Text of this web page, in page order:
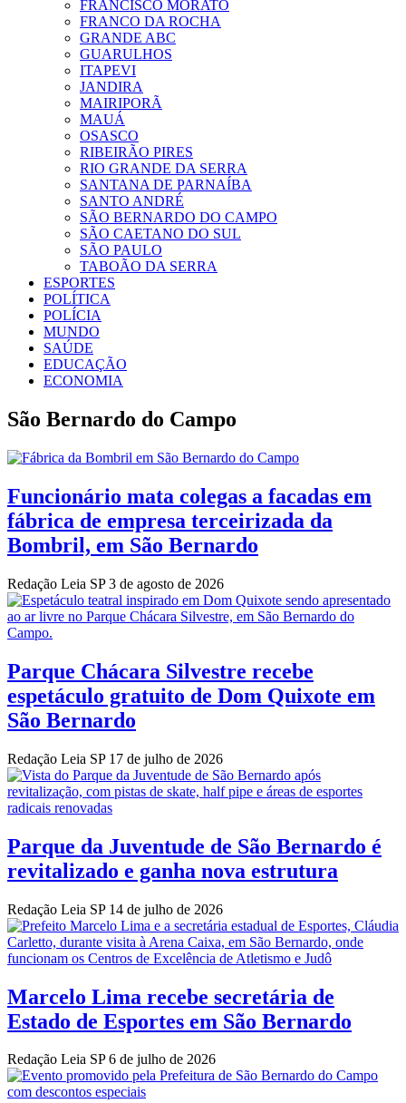
FRANCISCO MORATO
FRANCO DA ROCHA
GRANDE ABC
GUARULHOS
ITAPEVI
JANDIRA
MAIRIPORÃ
MAUÁ
OSASCO
RIBEIRÃO PIRES
RIO GRANDE DA SERRA
SANTANA DE PARNAÍBA
SANTO ANDRÉ
SÃO BERNARDO DO CAMPO
SÃO CAETANO DO SUL
SÃO PAULO
TABOÃO DA SERRA
ESPORTES
POLÍTICA
POLÍCIA
MUNDO
SAÚDE
EDUCAÇÃO
ECONOMIA
São Bernardo do Campo
Funcionário mata colegas a facadas em
fábrica de empresa terceirizada da
Bombril, em São Bernardo
Redação Leia SP3 de agosto de 2026
Parque Chácara Silvestre recebe
espetáculo gratuito de Dom Quixote em
São Bernardo
Redação Leia SP 17 de julho de 2026
Parque da Juventude de São Bernardo é
revitalizado e ganha nova estrutura
Redação Leia SP 14 de julho de 2026
Marcelo Lima recebe secretária de
Estado de Esportes em São Bernardo
Redação Leia SP6 de julho de 2026